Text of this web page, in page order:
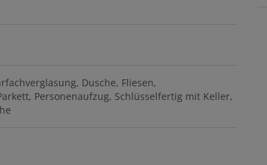
Dusche Fliesen
Personenaufzug Schlüsselfertig mit Keller